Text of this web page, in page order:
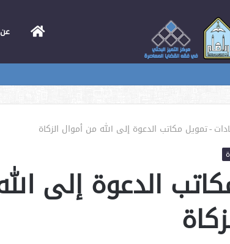
الرئيسية
-تمويل مكاتب الدعوة إلى الله من أموال الزكاة
الدعوة إلى